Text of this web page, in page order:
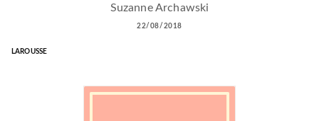
Suzanne Archawski
22/08/2018
LAROUSSE